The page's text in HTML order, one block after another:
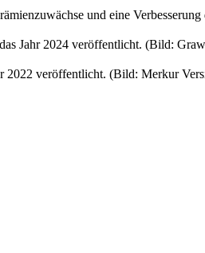
und eine
Jahr 2024 veröffentlicht. (Bild:
2022 veröffentlicht. (Bild: Merkur